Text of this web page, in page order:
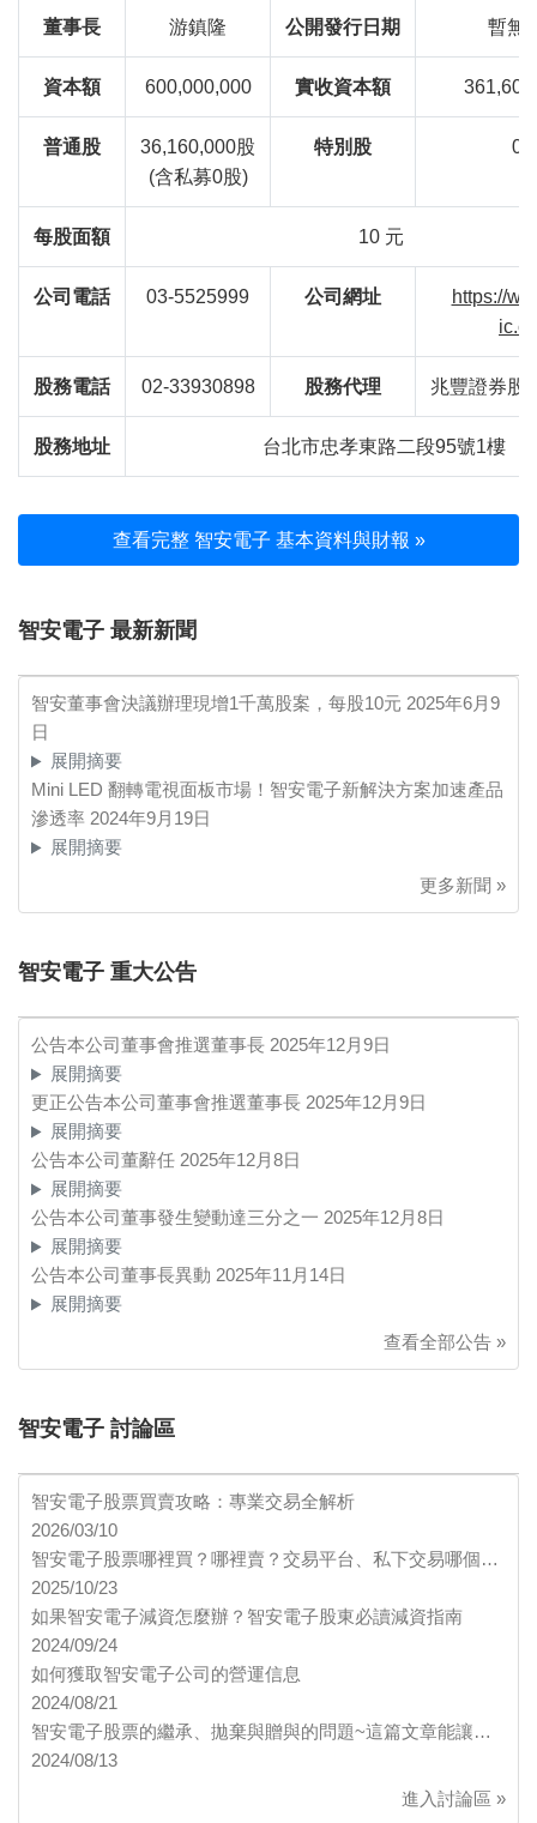
董事長 游鎮隆 公開發行日期 暫無
資本額 600,000,000 實收資本額
普通股
36,160,000股
(含私募0股)
特別股 0
每股面額 10 元
公司電話 03-5525999 公司網址
https://
股務電話 02-33930898 股務代理 兆豐證券股
股務地址 台北市忠孝東路二段95號1樓
查看完整 智安電子 基本資料與財報 »
智安電子 最新新聞
智安董事會決議辦理現增1千萬股案，每股10元 2025年6月9
日
展開摘要
Mini LED 翻轉電視面板市場！智安電子新解決方案加速產品
滲透率 2024年9月19日
展開摘要
更多新聞 »
智安電子 重大公告
公告本公司董事會推選董事長 2025年12月9日
展開摘要
更正公告本公司董事會推選董事長 2025年12月9日
展開摘要
公告本公司董辭任 2025年12月8日
展開摘要
公告本公司董事發生變動達三分之一 2025年12月8日
展開摘要
公告本公司董事長異動 2025年11月14日
展開摘要
查看全部公告 »
智安電子 討論區
智安電子股票買賣攻略：專業交易全解析
2026/03/10
智安電子股票哪裡買？哪裡賣？交易平台、私下交易哪個…
2025/10/23
如果智安電子減資怎麼辦？智安電子股東必讀減資指南
2024/09/24
如何獲取智安電子公司的營運信息
2024/08/21
智安電子股票的繼承、拋棄與贈與的問題~這篇文章能讓…
2024/08/13
進入討論區 »